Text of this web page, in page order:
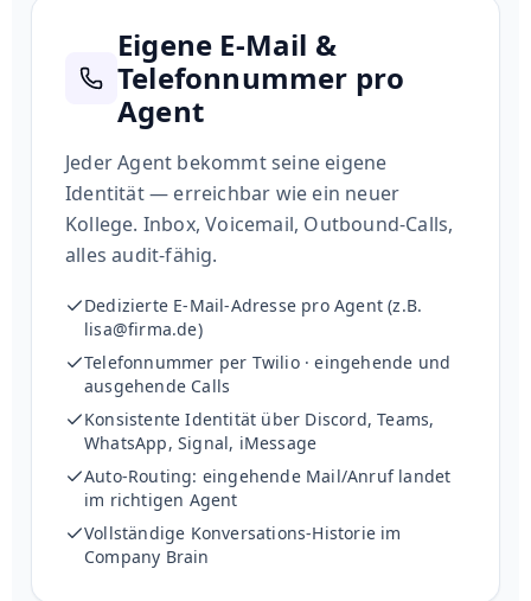
Eigene E-Mail &
Telefonnummer pro
Agent
Jeder Agent bekommt seine eigene
Identität — erreichbar wie ein neuer
Kollege. Inbox, Voicemail, Outbound-Calls,
alles audit-fähig.
Dedizierte E-Mail-Adresse pro Agent (z.B.
lisa@firma.de)
Telefonnummer per Twilio · eingehende und
ausgehende Calls
Konsistente Identität über Discord, Teams,
WhatsApp, Signal, iMessage
Auto-Routing: eingehende Mail/Anruf landet
im richtigen Agent
Vollständige Konversations-Historie im
Company Brain